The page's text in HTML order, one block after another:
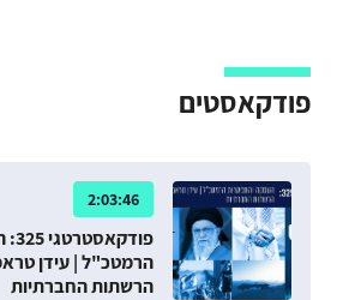
את הנושאים שהיו במוקד היחסים
המעצמות להימנע מעימות שבוודאי
רבה מאוד על העולם כולו.
פודקאסטים
2:03:46
הרשתות החברתיות